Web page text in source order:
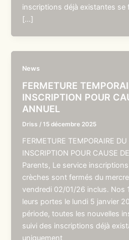
inscriptions déjà existantes se
[…]
News
FERMETURE
INSCRIPTION POUR
ANNUEL
Driss /15 décembre 2025
FERMETURE TEMPORAIRE DU
INSCRIPTION POUR CAUSE
Parents, Le service
crèches sont fermés du
vendredi 02/01/26 inclus. Nos
leurs portes le lundi 5 janvier
période, toutes les nouvelles
suivi des inscriptions déjà
uniquement